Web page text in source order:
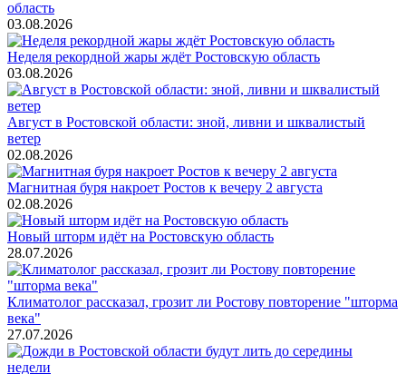
область
03.08.2026
Неделя рекордной жары ждёт Ростовскую область
03.08.2026
Август в Ростовской области: зной, ливни и шквалистый
ветер
02.08.2026
Магнитная буря накроет Ростов к вечеру 2 августа
02.08.2026
Новый шторм идёт на Ростовскую область
28.07.2026
Климатолог рассказал, грозит ли Ростову повторение "шторма
века"
27.07.2026